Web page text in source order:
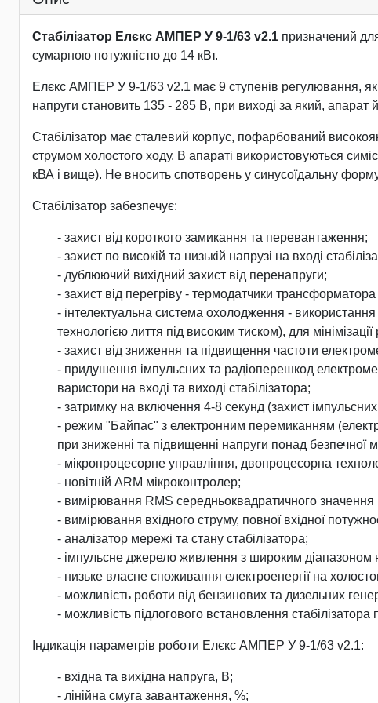
Стабілізатор Елєкс АМПЕР У 9-1/63 v2.1 призначений
сумарною потужністю до 14 кВт.
Елєкс АМПЕР У 9-1/63 v2.1 має 9 ступенів регулювання, які
напруги становить 135 - 285 В, при виході за який,
Стабілізатор має сталевий корпус, пофарбований
струмом холостого ходу. В апараті використовуються
кВА і вище). Не вносить спотворень у синусоїдальну
Стабілізатор забезпечує:
- захист від короткого замикання та перевантаження;
- захист по високій та низькій напрузі на вході
- дублюючий вихідний захист від перенапруги;
- захист від перегріву - термодатчики
- інтелектуальна система охолодження -
технологією лиття під високим тиском), для
- захист від зниження та підвищення частоти
- придушення імпульсних та радіоперешкод
варистори на вході та виході стабілізатора;
- затримку на включення 4-8 секунд (захист
- режим "Байпас" з електронним перемиканням
при зниженні та підвищенні напруги понад безпечної
- мікропроцесорне управління, двопроцесорна
- новітній ARM мікроконтролер;
- вимірювання RMS середньоквадратичного значення
- вимірювання вхідного струму, повної вхідної
- аналізатор мережі та стану стабілізатора;
- імпульсне джерело живлення з широким діапазоном
- низьке власне споживання електроенергії на
- можливість роботи від бензинових та дизельних
- можливість підлогового встановлення
Індикація параметрів роботи Елєкс АМПЕР У 9-1/63 v2.1:
- вхідна та вихідна напруга, В;
- лінійна смуга завантаження, %;